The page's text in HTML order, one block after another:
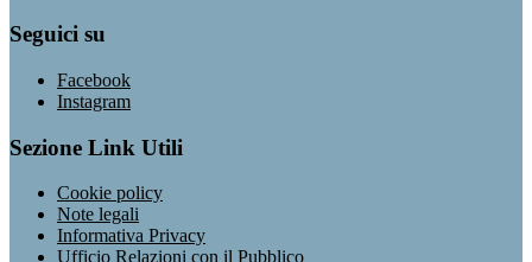
Seguici su
Facebook
Instagram
Sezione Link Utili
Cookie policy
Note legali
Informativa Privacy
Ufficio Relazioni con il Pubblico